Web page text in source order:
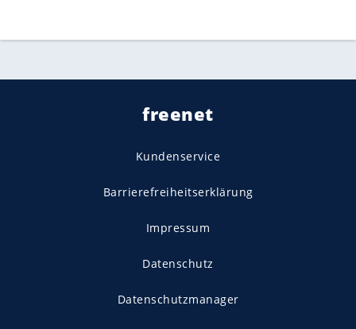
freenet
Kundenservice
Barrierefreiheitserklärung
Impressum
Datenschutz
Datenschutzmanager